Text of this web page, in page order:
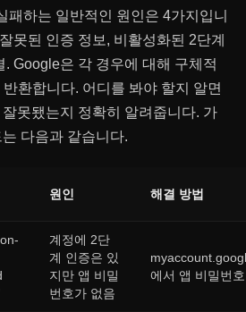
패하는 일반적인 원인은 4가지입니
못된 인증 정보, 비활성화된 2단계
. Google은 각 경우에 대해 구체적
환합니다. 어디를 봐야 할지 알면
못됐는지 정확히 알려줍니다. 가
다음과 같습니다.
원인 해결 방법
계정에 2단
계 인증은 있
지만 앱 비밀
번호가 없음
에서 앱 비밀번